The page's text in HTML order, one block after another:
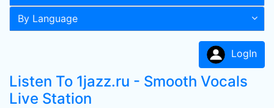
By Language
LogIn
Listen To 1jazz.ru - Smooth Vocals
Live Station